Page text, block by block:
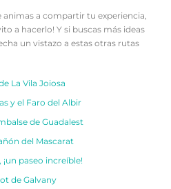
a compartir tu experiencia,
a hacerlo! Y si buscas más ideas
echa un vistazo a estas otras rutas
La Vila Joiosa
y el Faro del Albir
de Guadalest
del Mascarat
paseo increíble!
de Galvany